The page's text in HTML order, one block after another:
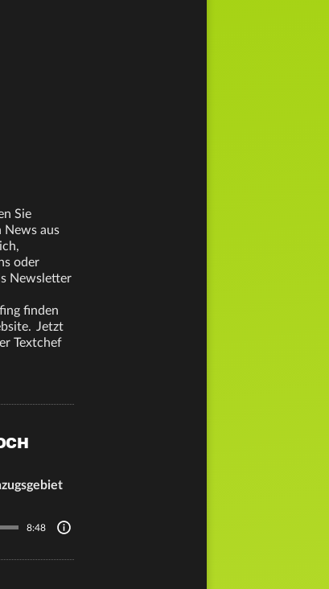
Sie
News aus
oder
Newsletter
finden
Jetzt
Textchef
8:48